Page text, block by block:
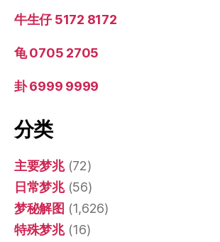
牛生仔 5172 8172
龟 0705 2705
卦 6999 9999
分类
主要梦兆(72)
日常梦兆(56)
梦秘解图 (1,626)
特殊梦兆(16)